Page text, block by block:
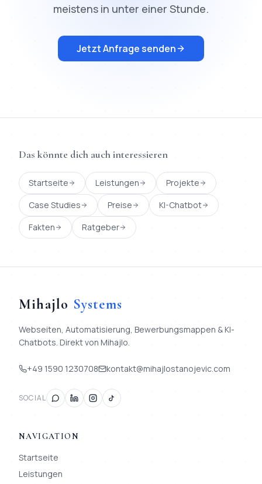
meistens in unter einer Stunde.
Jetzt Anfrage senden
Das könnte dich auch interessieren
Startseite Leistungen
Projekte
Case Studies
Preise
KI-Chatbot
Fakten
Ratgeber
Mihajlo Systems
Webseiten, Automatisierung, Bewerbungsmappen & KI-
Chatbots. Direkt von Mihajlo.
+49 1590 1230708 kontakt@mihajlostanojevic.com
SOCIAL
NAVIGATION
Startseite
Leistungen